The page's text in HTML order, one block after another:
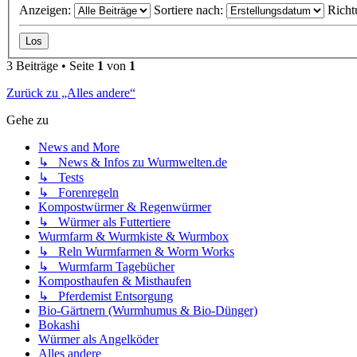
Anzeigen: Sortiere nach:
3 Beiträge • Seite 1 von 1
Zurück zu „Alles andere“
Gehe zu
News and More
↳ News & Infos zu Wurmwelten.de
↳ Tests
↳ Forenregeln
Kompostwürmer & Regenwürmer
↳ Würmer als Futtertiere
Wurmfarm & Wurmkiste & Wurmbox
↳ Reln Wurmfarmen & Worm Works
↳ Wurmfarm Tagebücher
Komposthaufen & Misthaufen
↳ Pferdemist Entsorgung
Bio-Gärtnern (Wurmhumus & Bio-Dünger)
Bokashi
Würmer als Angelköder
Alles andere